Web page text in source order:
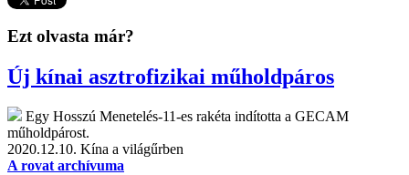
Ezt olvasta már?
Új kínai asztrofizikai műholdpáros
Egy Hosszú Menetelés-11-es rakéta indította a GECAM
műholdpárost.
2020.12.10. Kína a világűrben
A rovat archívuma